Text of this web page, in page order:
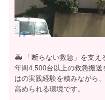
🚑 「断らない救急」を支え
年間4,500台以上の救急搬
はの実践経験を積みながら
高められる環境です。